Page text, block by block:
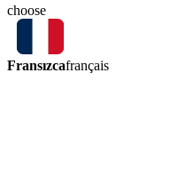
choose
Fransızcafrançais